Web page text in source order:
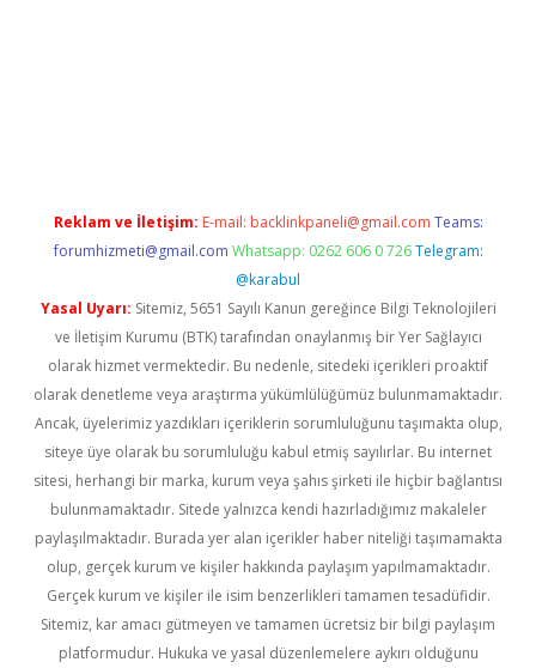
Reklam ve İletişim: E-mail: backlinkpaneli@gmail.com Teams:
forumhizmeti@gmail.com Whatsapp: 0262 606 0 726 Telegram:
@karabul
Yasal Uyarı: Sitemiz, 5651 Sayılı Kanun gereğince Bilgi Teknolojileri
ve İletişim Kurumu (BTK) tarafından onaylanmış bir Yer Sağlayıcı
olarak hizmet vermektedir. Bu nedenle, sitedeki içerikleri proaktif
olarak denetleme veya araştırma yükümlülüğümüz bulunmamaktadır.
Ancak, üyelerimiz yazdıkları içeriklerin sorumluluğunu taşımakta olup,
siteye üye olarak bu sorumluluğu kabul etmiş sayılırlar. Bu internet
sitesi, herhangi bir marka, kurum veya şahıs şirketi ile hiçbir bağlantısı
bulunmamaktadır. Sitede yalnızca kendi hazırladığımız makaleler
paylaşılmaktadır. Burada yer alan içerikler haber niteliği taşımamakta
olup, gerçek kurum ve kişiler hakkında paylaşım yapılmamaktadır.
Gerçek kurum ve kişiler ile isim benzerlikleri tamamen tesadüfidir.
Sitemiz, kar amacı gütmeyen ve tamamen ücretsiz bir bilgi paylaşım
platformudur. Hukuka ve yasal düzenlemelere aykırı olduğunu